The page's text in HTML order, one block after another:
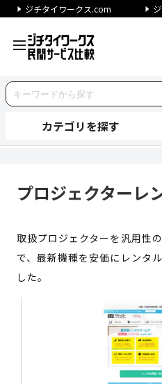
ジチタイワークス.com
カテゴリを探す
プロジェクターレ
取扱プロジェクターを汎用性
で、最新機種を安価にレンタ
した。